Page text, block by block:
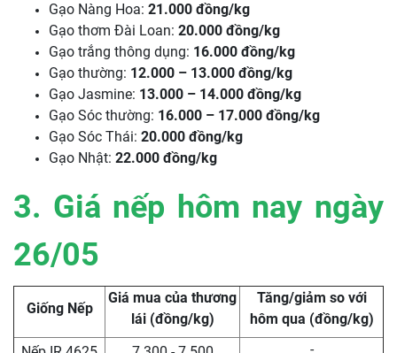
Gạo Nàng Hoa: 21.000 đồng/kg
Gạo thơm Đài Loan: 20.000 đồng/kg
Gạo trắng thông dụng: 16.000 đồng/kg
Gạo thường: 12.000 – 13.000 đồng/kg
Gạo Jasmine: 13.000 – 14.000 đồng/kg
Gạo Sóc thường: 16.000 – 17.000 đồng/kg
Gạo Sóc Thái: 20.000 đồng/kg
Gạo Nhật: 22.000 đồng/kg
3. Giá nếp hôm nay ngày
26/05
Giống Nếp
Giá mua của thương
lái (đồng/kg)
Tăng/giảm so với
hôm qua (đồng/kg)
-